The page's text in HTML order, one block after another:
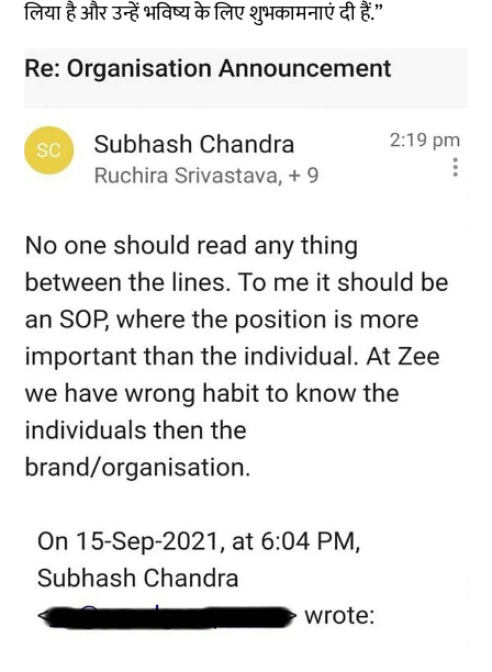
लिया है और उन्हें भविष्य के लिए शुभकामनाएं दी हैं.”